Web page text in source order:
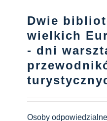
Dwie
wielkich
- dni
Osoby